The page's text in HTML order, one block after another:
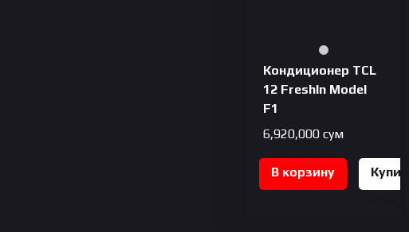
Кондиционер TCL
12 FreshIn Model
F1
6,920,000 сум
В корзину
Купить